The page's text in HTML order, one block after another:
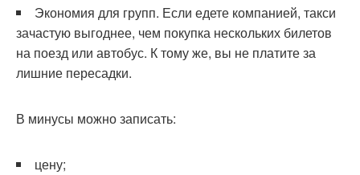
Экономия для групп. Если едете компанией, такси
зачастую выгоднее, чем покупка нескольких билетов
на поезд или автобус. К тому же, вы не платите за
лишние пересадки.
В минусы можно записать:
цену;